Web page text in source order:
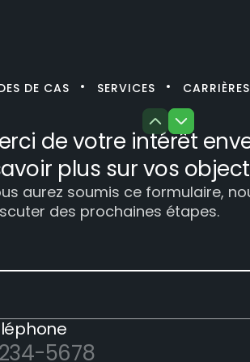
DE CAS SERVICES CARRIÈRES